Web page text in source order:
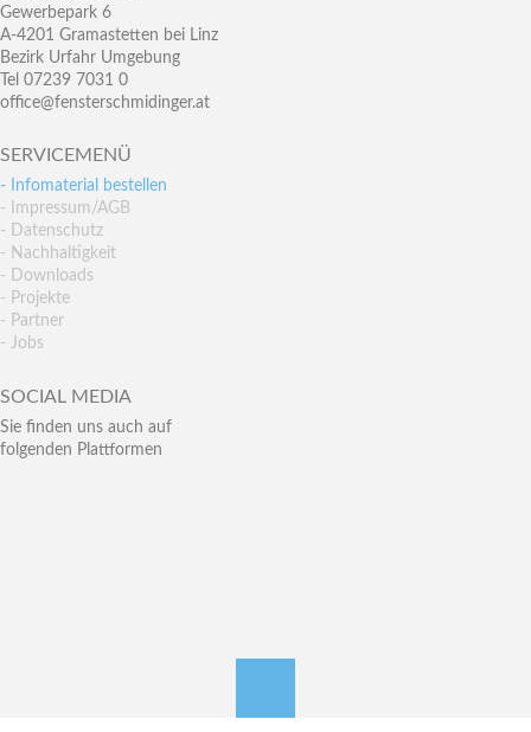
Gewerbepark 6
A-4201 Gramastetten bei Linz
Bezirk Urfahr Umgebung
Tel 07239 7031 0
office@fensterschmidinger.at
SERVICEMENÜ
- Infomaterial bestellen
- Impressum/AGB
- Datenschutz
- Nachhaltigkeit
- Downloads
- Projekte
- Partner
- Jobs
SOCIAL MEDIA
Sie finden uns auch auf
folgenden Plattformen